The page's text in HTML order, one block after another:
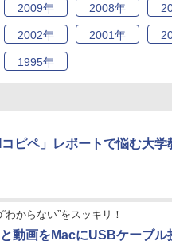
2009年 2008年
2002年 2001年
1995年
ピペ」レポートで悩む大学
わからない”をスッキリ！
動画をMacにUSBケーブル